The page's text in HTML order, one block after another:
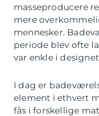
masseproducere
mere
mennesker.
periode blev ofte
var enkle i
I dag er
element i ethvert
fås i forskellige